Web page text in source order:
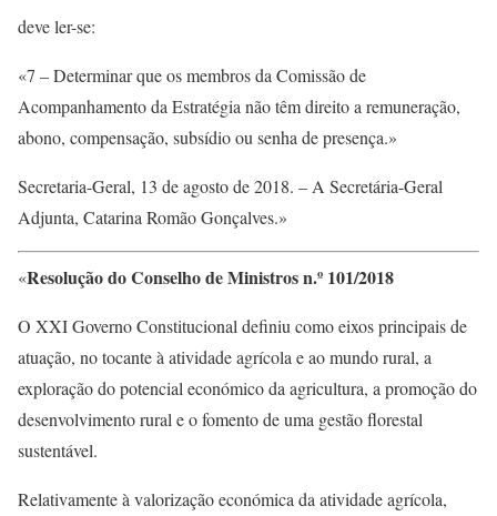
deve ler-se:
«7 – Determinar que os membros da Comissão de
Acompanhamento da Estratégia não têm direito a remuneração,
abono, compensação, subsídio ou senha de presença.»
Secretaria-Geral, 13 de agosto de 2018. – A Secretária-Geral
Adjunta, Catarina Romão Gonçalves.»
«Resolução do Conselho de Ministros n.º 101/2018
O XXI Governo Constitucional definiu como eixos principais de
atuação, no tocante à atividade agrícola e ao mundo rural, a
exploração do potencial económico da agricultura, a promoção do
desenvolvimento rural e o fomento de uma gestão florestal
sustentável.
Relativamente à valorização económica da atividade agrícola,